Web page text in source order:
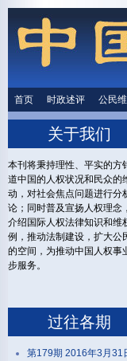
首页 时政述评 公民
关于我们
本刊将秉持理性、平实的方
道中国的人权状况和民众的
动，对社会焦点问题进行分
论；同时普及宣扬人权理念
介绍国际人权法律知识和维
例，推动法制建设，扩大公
的空间，为推动中国人权事
步服务。
过往各期
第179期 2016年3月31
时政述评